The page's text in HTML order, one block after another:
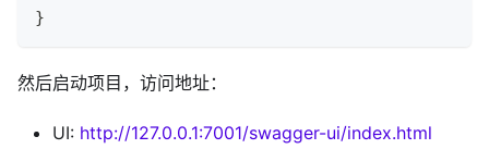
}
然后启动项目，访问地址：
UI: http://127.0.0.1:7001/swagger-ui/index.html